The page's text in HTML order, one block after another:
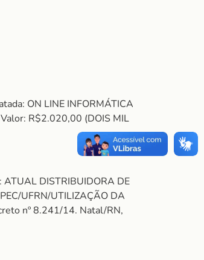
ON LINE INFORMÁTICA
R$2.020,00 (DOIS MIL
DISTRIBUIDORA DE
UFRN/UTILIZAÇÃO DA
nº 8.241/14. Natal/RN,